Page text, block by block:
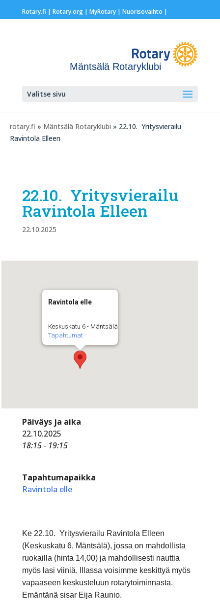
Rotary.fi | Rotary.org| MyRotary | Nuorisovaihto |
Mäntsälä Rotaryklubi
Valitse sivu
rotary.fi » Mäntsälä Rotaryklubi » 22.10. Yritysvierailu
Ravintola Elleen
22.10. Yritysvierailu
Ravintola Elleen
22.10.2025
Ravintola elle
Keskuskatu 6 - Mäntsälä
Tapahtumat
Päiväys ja aika
22.10.2025
18:15 - 19:15
Tapahtumapaikka
Ravintola elle
Ke 22.10. Yritysvierailu Ravintola Elleen
(Keskuskatu 6, Mäntsälä), jossa on mahdollista
ruokailla (hinta 14,00) ja mahdollisesti nauttia
myös lasi viiniä. Illassa voisimme keskittyä myös
vapaaseen keskusteluun rotarytoiminnasta.
Emäntänä sisar Eija Raunio.